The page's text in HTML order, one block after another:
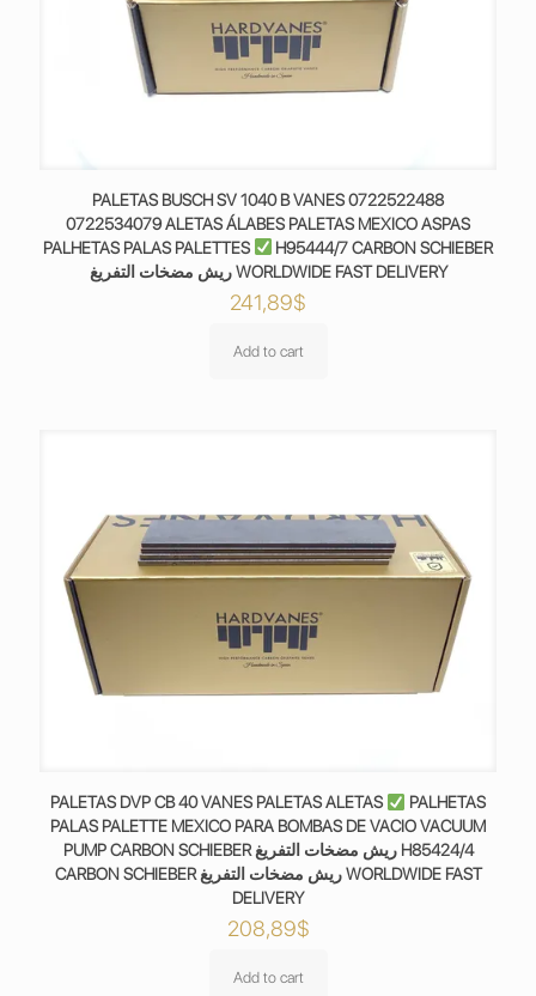
PALETAS BUSCH SV 1040 B VANES 0722522488
0722534079 ALETAS ÁLABES PALETAS MEXICO ASPAS
PALHETAS PALAS PALETTES
H95444/7 CARBON SCHIEBER
ريش مضخات التفريغ WORLDWIDE FAST DELIVERY
241,89$
Add to cart
PALETAS DVP CB 40 VANES PALETAS ALETAS
PALHETAS
PALAS PALETTE MEXICO PARA BOMBAS DE VACIO VACUUM
PUMP CARBON SCHIEBER ريش مضخات التفريغ H85424/4
CARBON SCHIEBER ريش مضخات التفريغ WORLDWIDE FAST
DELIVERY
208,89$
Add to cart